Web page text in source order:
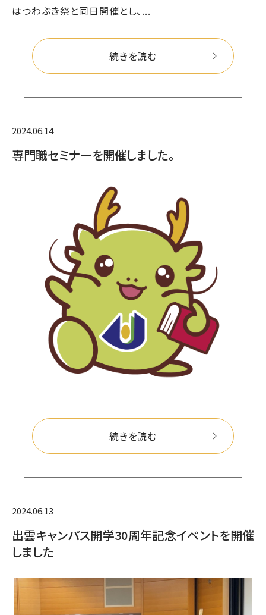
はつわぶき祭と同日開催とし、...
続きを読む
2024.06.14
専門職セミナーを開催しました。
続きを読む
2024.06.13
出雲キャンパス開学30周年記念イベントを開催
しました